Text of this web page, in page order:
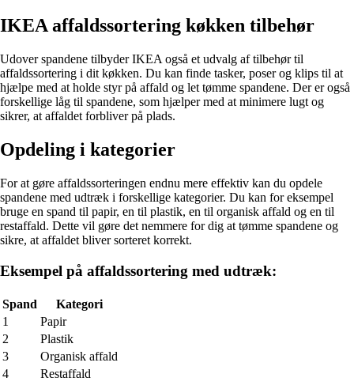
IKEA affaldssortering køkken tilbehør
Udover spandene tilbyder IKEA også et udvalg af tilbehør til
affaldssortering i dit køkken. Du kan finde tasker, poser og klips til at
hjælpe med at holde styr på affald og let tømme spandene. Der er også
forskellige låg til spandene, som hjælper med at minimere lugt og
sikrer, at affaldet forbliver på plads.
Opdeling i kategorier
For at gøre affaldssorteringen endnu mere effektiv kan du opdele
spandene med udtræk i forskellige kategorier. Du kan for eksempel
bruge en spand til papir, en til plastik, en til organisk affald og en til
restaffald. Dette vil gøre det nemmere for dig at tømme spandene og
sikre, at affaldet bliver sorteret korrekt.
Eksempel på affaldssortering med udtræk:
Spand
Kategori
1
Papir
2
Plastik
3
Organisk affald
4
Restaffald